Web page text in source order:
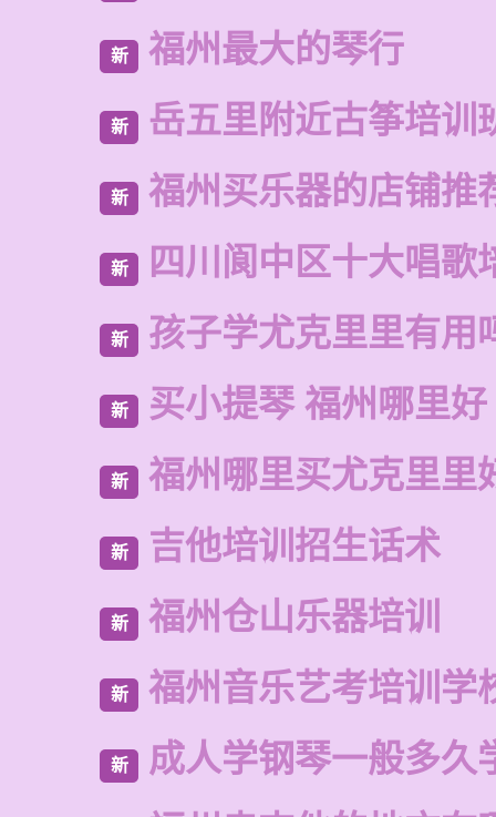
新 福州最大的琴行
新 岳五里附近古筝培训
新 福州买乐器的店铺推
新 四川阆中区十大唱歌
新 孩子学尤克里里有用
新 买小提琴 福州哪里好
新 福州哪里买尤克里里
新 吉他培训招生话术
新 福州仓山乐器培训
新 福州音乐艺考培训学
新
成人学钢琴一般多久